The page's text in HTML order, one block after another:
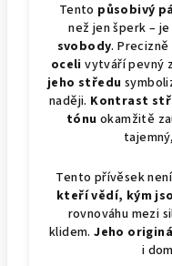
Tento působivý
než jen šperk – je
svobody.
oceli vytváří pevný
jeho středu
naději. Kontrast
tónu okamžitě
Tento přívěsek
kteří vědí, kým
rovnováhu mezi
klidem.Jeho
i